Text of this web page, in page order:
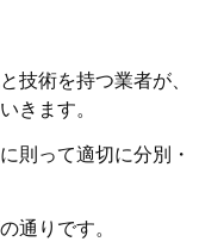
技術を持つ業者が、
きます。
則って適切に分別・
通りです。